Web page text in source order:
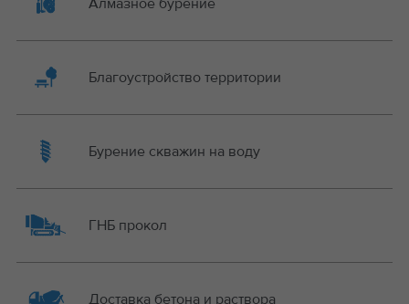
Благоустройство территории
Бурение скважин на воду
ГНБ прокол
Доставка бетона и раствора